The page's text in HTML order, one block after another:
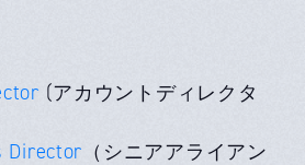
(アカウントディレクタ
Director （シニアアライアン